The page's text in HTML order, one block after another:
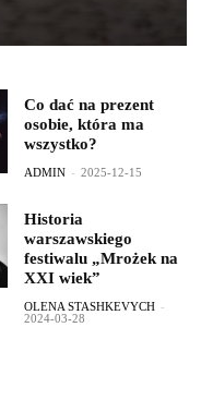
Co dać na prezent
osobie, która ma
wszystko?
ADMIN - 2025-12-15
Historia
warszawskiego
festiwalu „Mrożek na
XXI wiek”
OLENA STASHKEVYCH -
2024-03-28